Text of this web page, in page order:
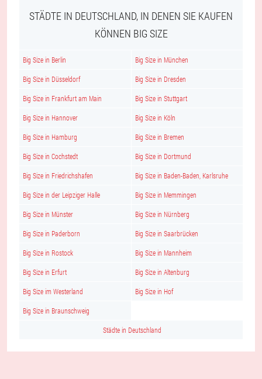
STÄDTE IN DEUTSCHLAND, IN DENEN SIE KAUFEN
KÖNNEN BIG SIZE
Big Size in Berlin Big Size in München
Big Size in Düsseldorf Big Size in Dresden
Big Size in Frankfurt am Main Big Size in Stuttgart
Big Size in Hannover Big Size in Köln
Big Size in Hamburg Big Size in Bremen
Big Size in Cochstedt Big Size in Dortmund
Big Size in Friedrichshafen Big Size in Baden-Baden, Karlsruhe
Big Size in der Leipziger Halle Big Size in Memmingen
Big Size in Münster Big Size in Nürnberg
Big Size in Paderborn Big Size in Saarbrücken
Big Size in Rostock Big Size in Mannheim
Big Size in Erfurt Big Size in Altenburg
Big Size im Westerland Big Size in Hof
Big Size in Braunschweig
Städte in Deutschland